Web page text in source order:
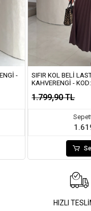
-
SIFIR KOL BELI
KAHVERENGI -
1.799,90 TL
HIZLI